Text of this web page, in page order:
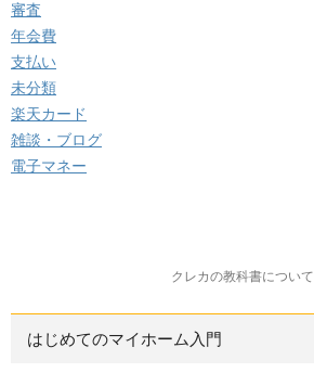
審査
年会費
支払い
未分類
楽天カード
雑談・ブログ
電子マネー
クレカの教科書について
はじめてのマイホーム入門